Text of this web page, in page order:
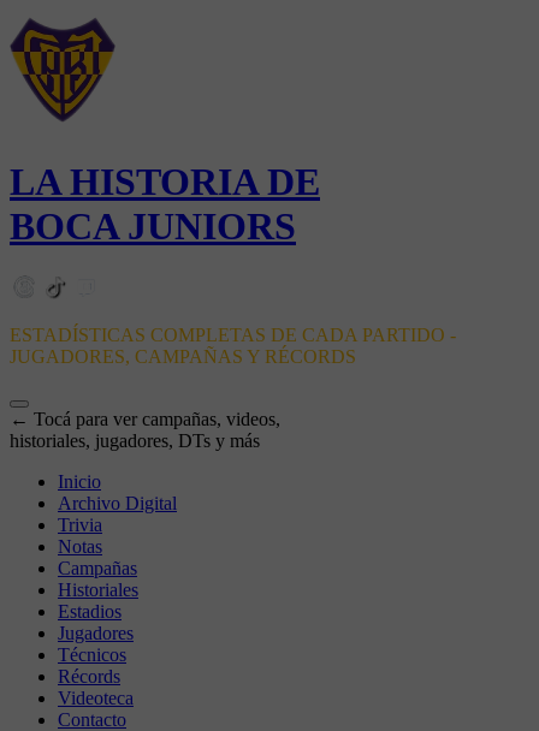
LA HISTORIA DE
BOCA JUNIORS
ESTADÍSTICAS COMPLETAS DE CADA PARTIDO -
JUGADORES, CAMPAÑAS Y RÉCORDS
← Tocá para ver campañas, videos,
historiales, jugadores, DTs y más
Inicio
Archivo Digital
Trivia
Notas
Campañas
Historiales
Estadios
Jugadores
Técnicos
Récords
Videoteca
Contacto